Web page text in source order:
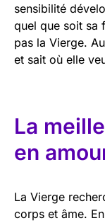
sensibilité
quel que soit sa
pas la Vierge.
et sait où elle
La
en
La Vierge
corps et âme.